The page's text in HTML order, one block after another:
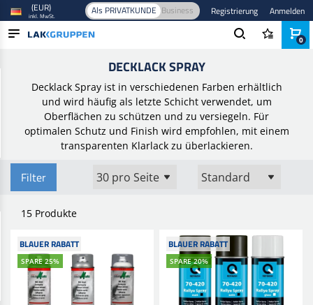
BRANCHEN
MARKEN
NEUHEITEN
(EUR)
inkl. MwSt. Als PRIVATKUNDE Business Registrierung Anmelden
DECKLACK SPRAY
Decklack Spray ist in verschiedenen Farben erhältlich
und wird häufig als letzte Schicht verwendet, um
Oberflächen zu schützen und zu versiegeln. Für
optimalen Schutz und Finish wird empfohlen, mit einem
transparenten Klarlack zu überlackieren.
Filter
15 Produkte
BLAUER RABATT
SPARE 25%
BLAUER RABATT
SPARE 20%
0